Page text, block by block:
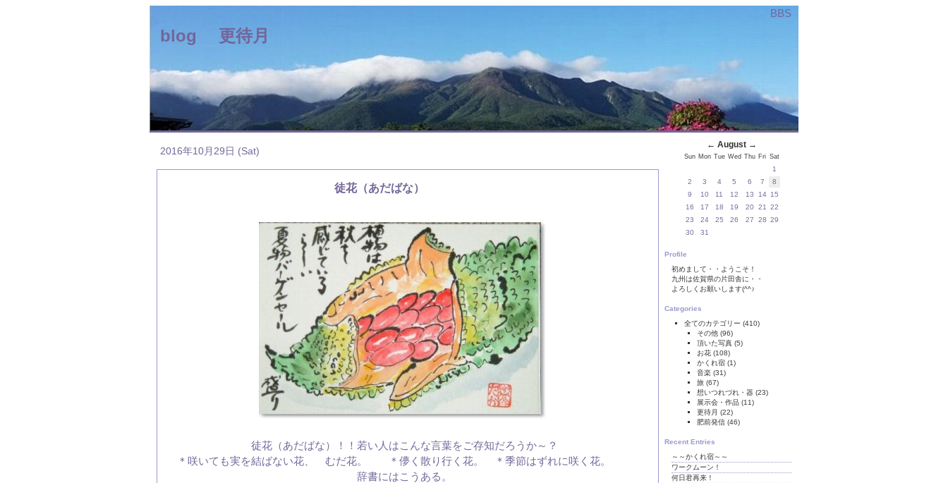
BBS
blog 更待月
2016年10月29日 (Sat)
徒花（あだばな）
徒花（あだばな）！！若い人はこんな言葉をご存知だろうか～？
＊咲いても実を結ばない花、 むだ花。 ＊儚く散り行く花。 ＊季節はずれに咲く花。
辞書にはこうある。
← August→
Sun Mon Tue Wed Thu Fri Sat
1
2
3 4 5 6 7
8
9
10 11 12 13 14 15
16
17 18 19 20 21
22
23
24 25 26 27 28 29
30
31
Profile
初めまして・・ようこそ！
九州は佐賀県の片田舎に・・
よろしくお願いします(^^♪
Categories
全てのカテゴリー (410)
その他 (96)
頂いた写真 (5)
お花 (108)
かくれ宿 (1)
音楽 (31)
旅 (67)
想いつれづれ・器 (23)
展示会・作品 (11)
更待月 (22)
肥前発信 (46)
Recent Entries
～～かくれ宿～～
ワークムーン！
何日君再来！